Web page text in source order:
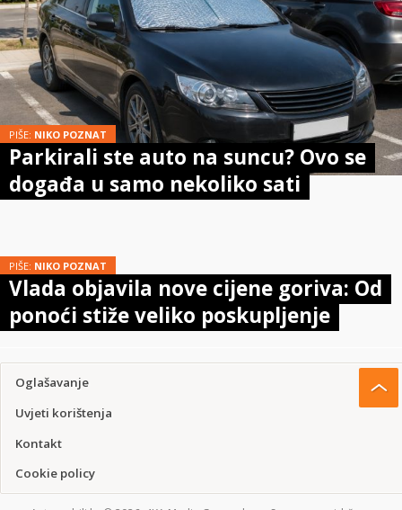
PIŠE: NIKO POZNAT
Parkirali ste auto na suncu? Ovo se
događa u samo nekoliko sati
PIŠE: NIKO POZNAT
Vlada objavila nove cijene goriva: Od
ponoći stiže veliko poskupljenje
Oglašavanje
Uvjeti korištenja
Kontakt
Cookie policy